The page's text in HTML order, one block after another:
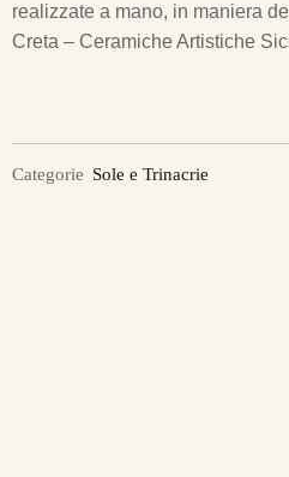
realizzate a mano, in maniera
Creta – Ceramiche Artistiche
Categorie Sole e Trinacrie